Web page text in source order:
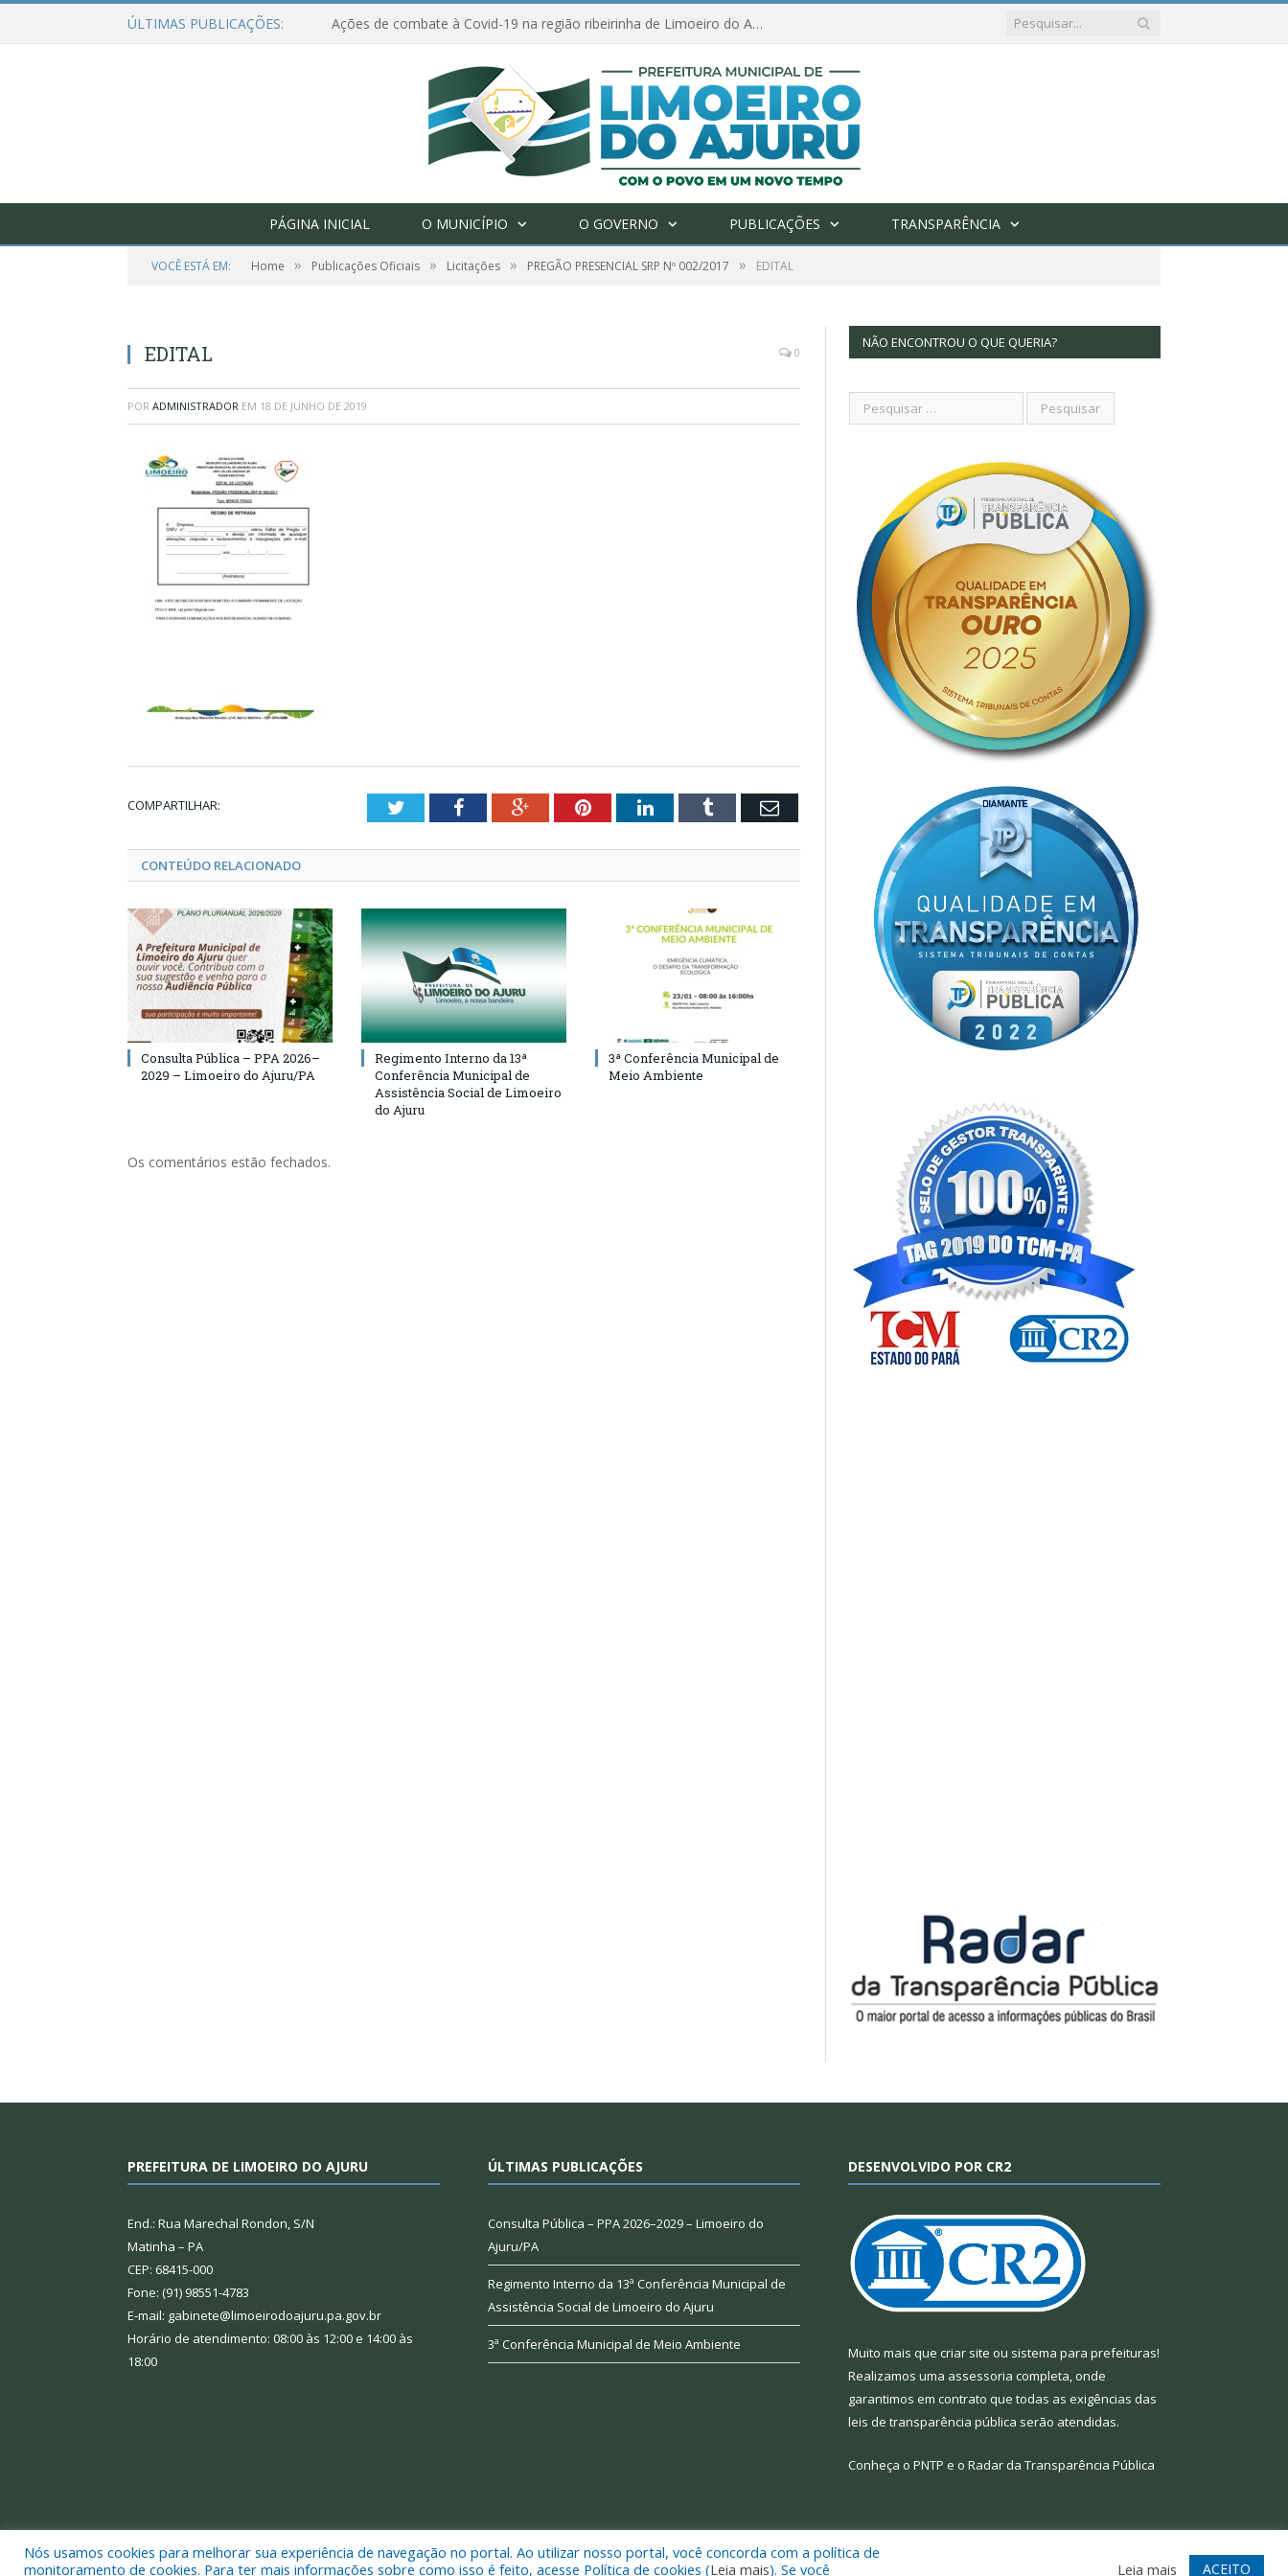
ÚLTIMAS PUBLICAÇÕES: Ações de combate à Covid-19 na região ribeirinha de Limoeiro do Ajuru continuam
PÁGINA INICIAL O MUNICÍPIO O GOVERNO PUBLICAÇÕES TRANSPARÊNCIA
VOCÊ ESTÁ EM: Home » Publicações Oficiais » Licitações » PREGÃO PRESENCIAL SRP Nº 002/2017 » EDITAL
EDITAL 0
POR ADMINISTRADOR EM 18 DE JUNHO DE 2019
COMPARTILHAR: TwitterFacebookGoogle+PinterestLinkedInTumblr Email
CONTEÚDO RELACIONADO
Consulta Pública – PPA 2026–
2029 – Limoeiro do Ajuru/PA
Regimento Interno da 13ª
Conferência Municipal de
Assistência Social de Limoeiro
do Ajuru
3ª Conferência Municipal de
Meio Ambiente
Os comentários estão fechados.
NÃO ENCONTROU O QUE QUERIA?
PREFEITURA DE LIMOEIRO DO AJURU
End.: Rua Marechal Rondon, S/N
Matinha – PA
CEP: 68415-000
Fone: (91) 98551-4783
E-mail: gabinete@limoeirodoajuru.pa.gov.br
Horário de atendimento: 08:00 às 12:00 e 14:00 às
18:00
ÚLTIMAS PUBLICAÇÕES
Consulta Pública – PPA 2026–2029 – Limoeiro do
Ajuru/PA
Regimento Interno da 13ª Conferência Municipal de
Assistência Social de Limoeiro do Ajuru
3ª Conferência Municipal de Meio Ambiente
DESENVOLVIDO POR CR2
Muito mais que criar site ou sistema para prefeituras!
Realizamos uma assessoria completa, onde
garantimos em contrato que todas as exigências das
leis de transparência pública serão atendidas.
Conheça o PNTP e o Radar da Transparência Pública
Todos os direitos reservados a Prefeitura Municipal de Limoeiro do Ajuru. Mapa do Site Acessar Webmail
Nós usamos cookies para melhorar sua experiência de navegação no portal. Ao utilizar nosso portal, você concorda com a política de
monitoramento de cookies. Para ter mais informações sobre como isso é feito, acesse Política de cookies (Leia mais). Se você Leia mais ACEITO